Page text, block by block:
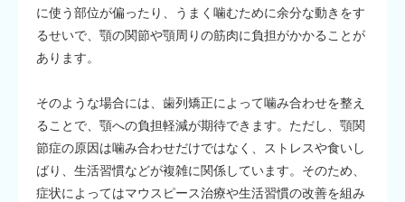
に使う部位が偏ったり、うまく噛むために余分な動きをす
るせいで、顎の関節や顎周りの筋肉に負担がかかることが
あります。
そのような場合には、歯列矯正によって噛み合わせを整え
ることで、顎への負担軽減が期待できます。ただし、顎関
節症の原因は噛み合わせだけではなく、ストレスや食いし
ばり、生活習慣などが複雑に関係しています。そのため、
症状によってはマウスピース治療や生活習慣の改善を組み